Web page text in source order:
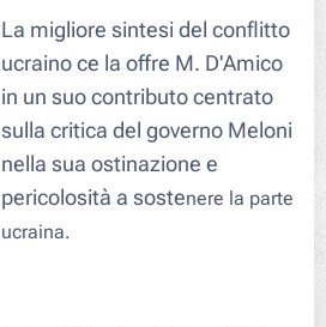
La migliore sintesi del conflitto
ucraino ce la offre M. D'Amico
in un suo contributo centrato
sulla critica del governo Meloni
nella sua ostinazione e
pericolosità a sostenere la parte
ucraina.